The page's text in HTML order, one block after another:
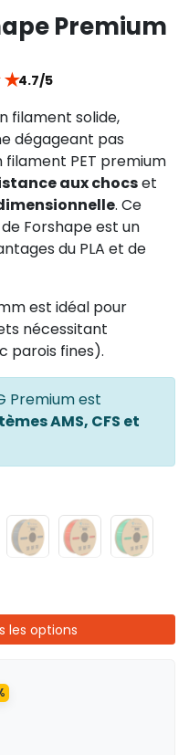
Premium
★4.7/5
filament solide,
dégageant pas
filament PET premium
aux chocset
. Ce
Forshape est un
du PLA et de
est idéal pour
nécessitant
parois fines).
Premium est
AMS, CFS et
les options